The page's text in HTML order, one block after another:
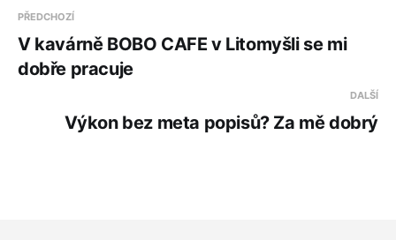
PŘEDCHOZÍ
V kavárně BOBO CAFE v Litomyšli se mi
dobře pracuje
DALŠÍ
Výkon bez meta popisů? Za mě dobrý